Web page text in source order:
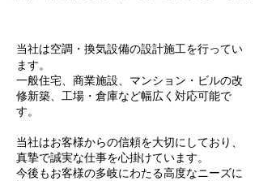
当社は空調・換気設備の設計施工を行ってい
ます。
一般住宅、商業施設、マンション・ビルの改
修新築、工場・倉庫など幅広く対応可能で
す。
当社はお客様からの信頼を大切にしており、
真摯で誠実な仕事を心掛けています。
今後もお客様の多岐にわたる高度なニーズに